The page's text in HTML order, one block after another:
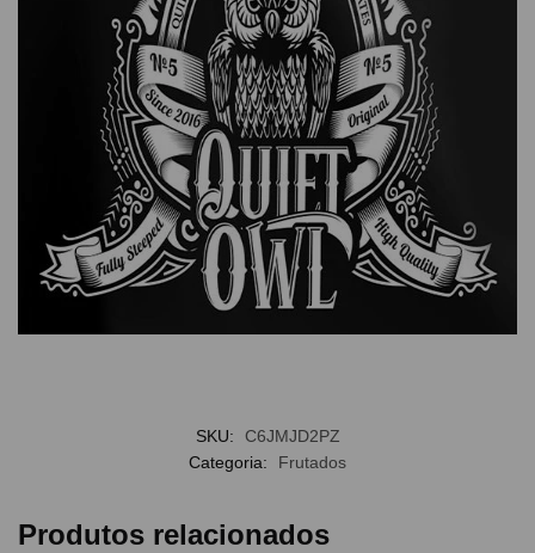
SKU:
C6JMJD2PZ
Categoria:
Frutados
Produtos relacionados